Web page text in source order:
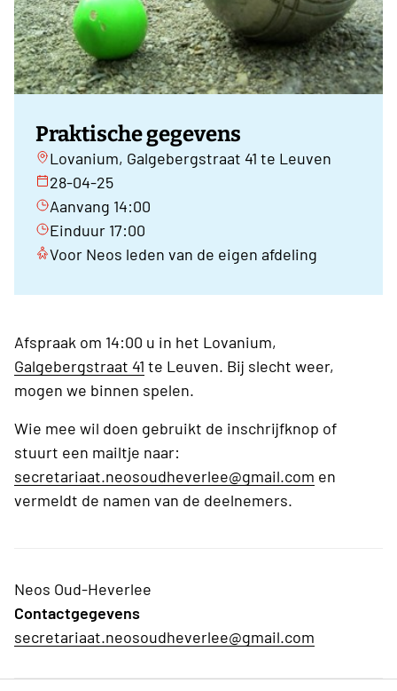
Praktische gegevens
Lovanium, Galgebergstraat 41 te Leuven
28-04-25
Aanvang 14:00
Einduur 17:00
Voor Neos leden van de eigen afdeling
Afspraak om 14:00 u in het Lovanium,
Galgebergstraat 41 te Leuven. Bij slecht weer,
mogen we binnen spelen.
Wie mee wil doen gebruikt de inschrijfknop of
stuurt een mailtje naar:
secretariaat.neosoudheverlee@gmail.com en
vermeldt de namen van de deelnemers.
Neos Oud-Heverlee
Contactgegevens
secretariaat.neosoudheverlee@gmail.com